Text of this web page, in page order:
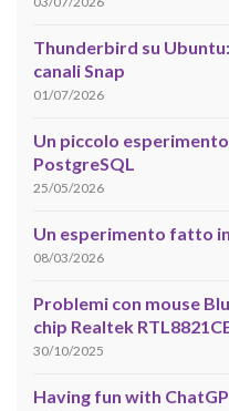
Thunderbird su
canali Snap
01/07/2026
Un piccolo
PostgreSQL
25/05/2026
Un esperimento fatto
08/03/2026
Problemi con mouse
chip Realtek
30/10/2025
Having fun with